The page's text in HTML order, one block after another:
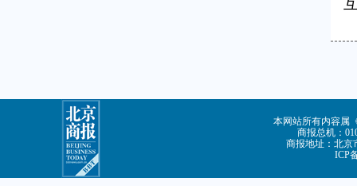
本网站所有内容属
商报总机：
商报地址：北京
ICP